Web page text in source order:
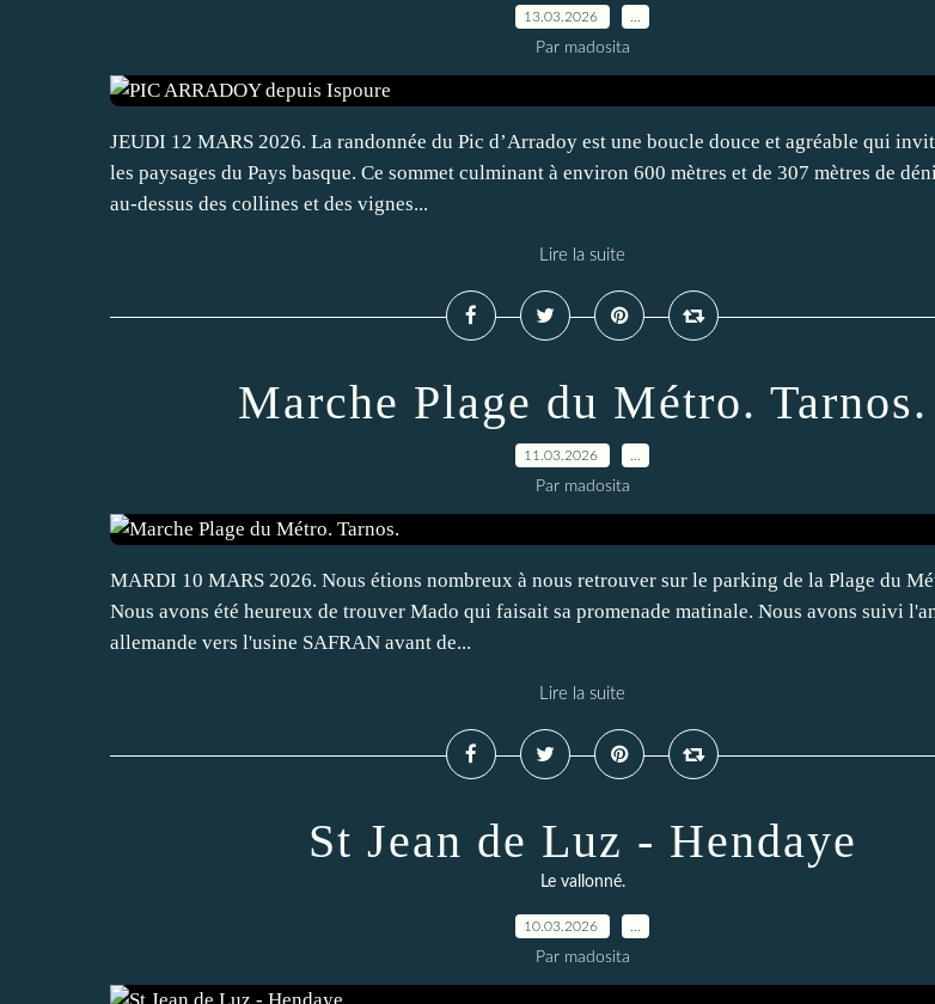
13.03.2026
Par madosita
JEUDI 12 MARS 2026. La randonnée du Pic d’Arradoy est une boucle douce et agréable qui
les paysages du Pays basque. Ce sommet culminant à environ 600 mètres et de 307 mètres de
au-dessus des collines et des vignes...
Lire la suite
Marche Plage du Métro. Tarnos.
11.03.2026
Par madosita
MARDI 10 MARS 2026. Nous étions nombreux à nous retrouver sur le parking de la Plage du
Nous avons été heureux de trouver Mado qui faisait sa promenade matinale. Nous avons suivi
allemande vers l'usine SAFRAN avant de...
Lire la suite
St Jean de Luz - Hendaye
Le vallonné.
10.03.2026
Par madosita